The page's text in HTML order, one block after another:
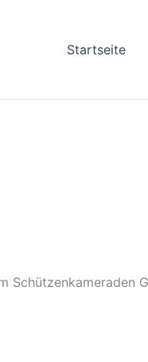
Startseite
Schützenkameraden